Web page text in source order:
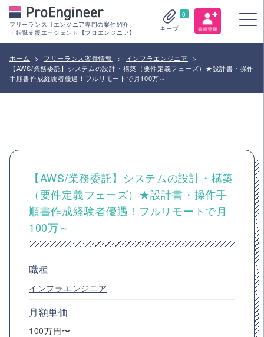
フリーランスITエンジニア専門の案件紹介
・転職支援エージェント【プロエンジニア】
0
キープ
ホーム > フリーランス案件情報 > インフラエンジニア
>
【AWS/業務委託】システムの設計・構築（要件定義フェーズ）★設計書・操作
手順書作成経験者優遇！フルリモートで月100万～
【AWS/業務委託】システムの設計・構築
（要件定義フェーズ）★設計書・操作手
順書作成経験者優遇！フルリモートで月
100万～
職種
インフラエンジニア
月額単価
100万円〜